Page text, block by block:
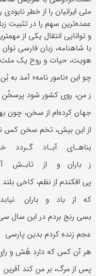
ملی ایرانیان را از خطر
عمده‌ترین سهم را در تثبیت
و توانایی انتقال یکی از
با شاهنامه، زبان فارسی
هویت، حیات و روح یک
چو این «نامور نامه» آمد به بُن
ز من، روی کشور شود پرسخُن
جهان کرده‌ام از سخن، چون
از این بیش، تخم سخن
بناهـای آبـاد گـردد
ز باران و از تابـش
پی افکندم از نظم، کاخی بلند
که از باد و باران
بسی رنج بردم در این سال
عجم زنده کردم بدین پارسی
هر آن کس که دارد هُش و
پس از مرگ، بر من کند آفرین